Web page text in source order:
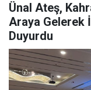
Ünal Ateş,
Araya Gelerek İl
Duyurdu